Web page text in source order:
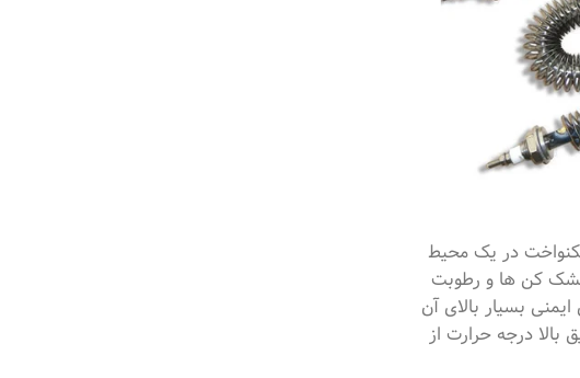
در یک محیط
خشک کن ها و رطوبت
بسیار بالای آن
درجه حرارت از